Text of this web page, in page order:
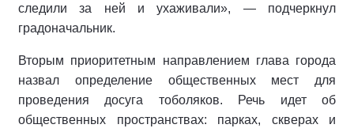
следили за ней и ухаживали», — подчеркнул
градоначальник.
Вторым приоритетным направлением глава города
назвал определение общественных мест для
проведения досуга тоболяков. Речь идет об
общественных пространствах: парках, скверах и